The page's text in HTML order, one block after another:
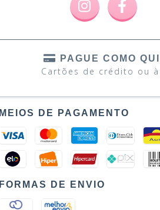
PAGUE COMO
Cartões de crédito ou
MEIOS DE PAGAMENTO
FORMAS DE ENVIO